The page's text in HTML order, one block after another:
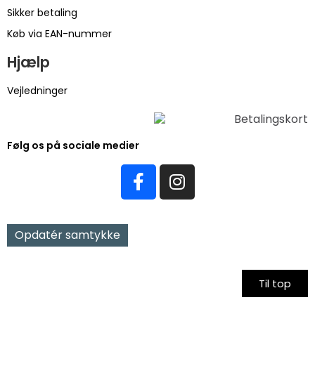
Sikker betaling
Køb via EAN-nummer
Hjælp
Vejledninger
Følg os på sociale medier
Opdatér samtykke
Til top